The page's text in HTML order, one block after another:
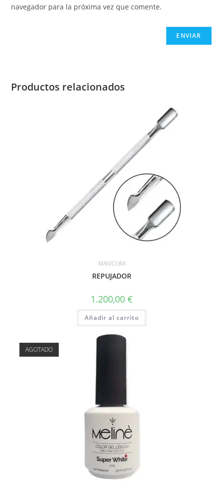
navegador para la próxima vez que comente.
Productos relacionados
MANICURA
REPUJADOR
1.200,00 €
Añadir al carrito
AGOTADO